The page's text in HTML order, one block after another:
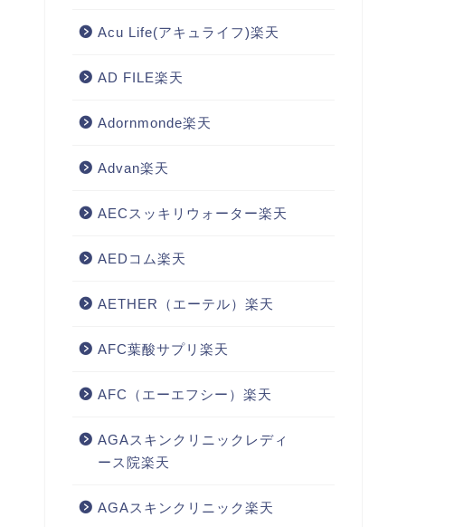
Acu Life(アキュライフ)楽天
AD FILE楽天
Adornmonde楽天
Advan楽天
AECスッキリウォーター楽天
AEDコム楽天
AETHER（エーテル）楽天
AFC葉酸サプリ楽天
AFC（エーエフシー）楽天
AGAスキンクリニックレディ
ース院楽天
AGAスキンクリニック楽天